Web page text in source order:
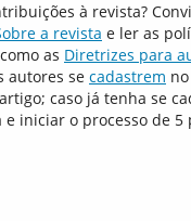
à revista?
a revista e ler as
as Diretrizes para
autores se cadastrem
caso já tenha se
e iniciar o processo de 5